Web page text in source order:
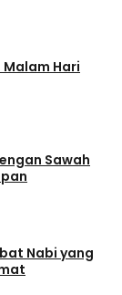
Malam Hari
Sawah
Nabi yang